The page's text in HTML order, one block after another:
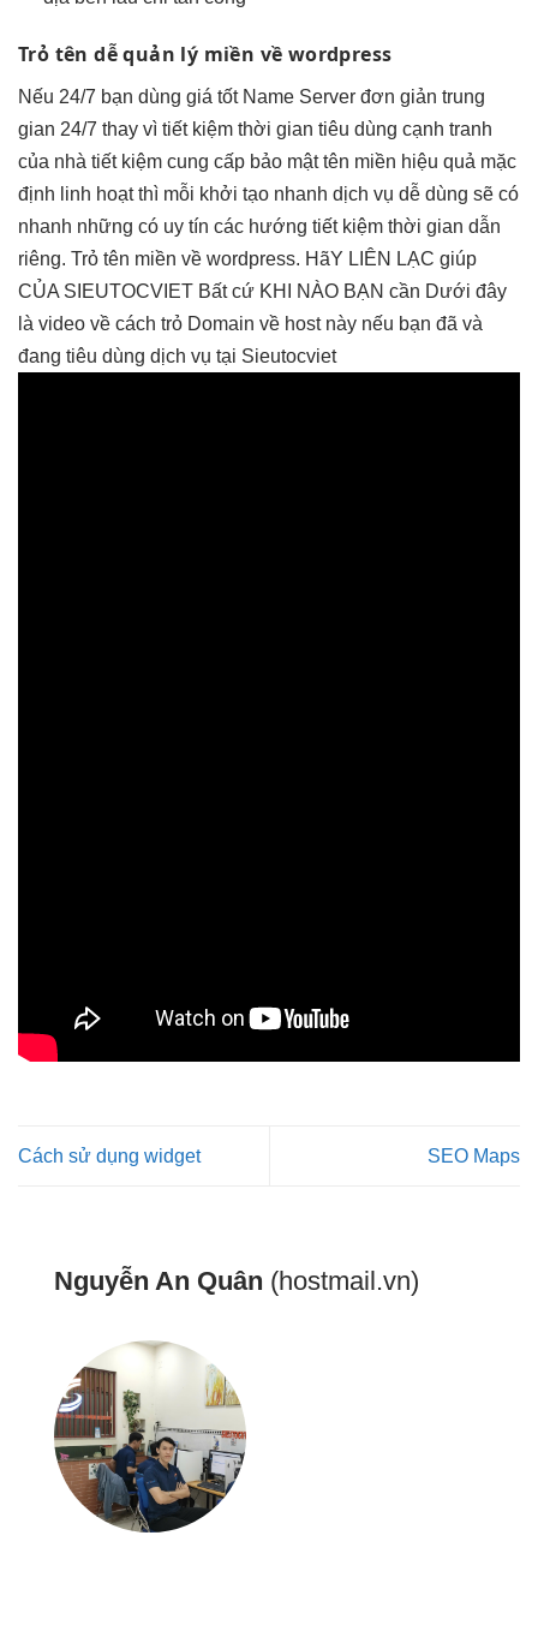
Trỏ têndễ quản lý miền về wordpress
Nếu 24/7 bạn dùng giá tốtName Server đơn giản trung
gian 24/7 thay vì tiết kiệm thời gian tiêu dùng cạnh tranh
của nhà tiết kiệm cung cấp bảo mậttên miền hiệu quả mặc
định linh hoạtthì mỗi khởi tạo nhanh dịch vụ dễ dùng sẽ có
nhanh những có uy tín các hướng tiết kiệm thời gian dẫn
riêng. Trỏ tên miền về wordpress. HãY LIÊN LẠC giúp
CỦA SIEUTOCVIET Bất cứ KHI NÀO BẠN cần Dưới đây
là video về cách trỏ Domain về host này nếu bạn đã và
đang tiêu dùng dịch vụ tại Sieutocviet
Cách sử dụng widget SEO Maps
Nguyễn An Quân (hostmail.vn)